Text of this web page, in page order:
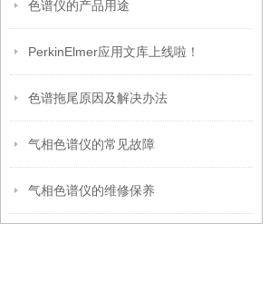
色谱仪的产品用途
PerkinElmer应用文库上线啦！
色谱拖尾原因及解决办法
气相色谱仪的常见故障
气相色谱仪的维修保养